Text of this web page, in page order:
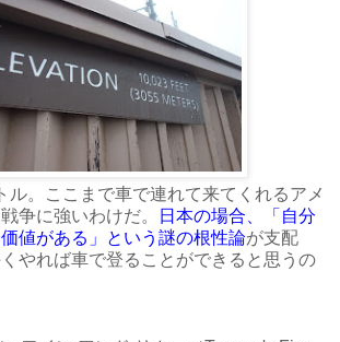
ル。ここまで車で連れて来てくれるアメ
争に強いわけだ。
日本の場合、「自分
値がある」という謎の根性論が支配
やれば車で登ることができると思うの